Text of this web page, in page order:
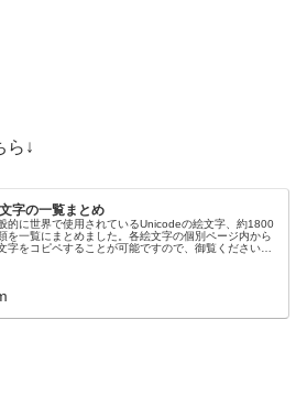
ら↓
字の一覧まとめ
的に世界で使用されているUnicodeの絵文字、約1800
を一覧にまとめました。各絵文字の個別ページ内から
字をコピペすることが可能ですので、御覧ください。